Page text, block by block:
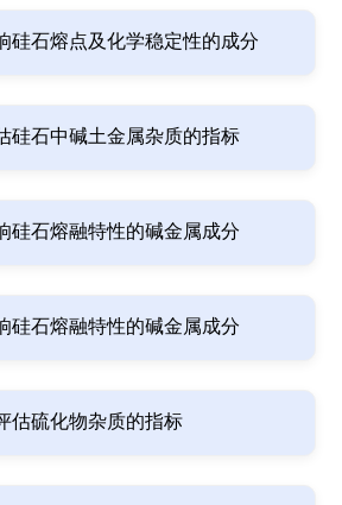
硅石熔点及化学稳定性的成分
硅石中碱土金属杂质的指标
硅石熔融特性的碱金属成分
硅石熔融特性的碱金属成分
估硫化物杂质的指标